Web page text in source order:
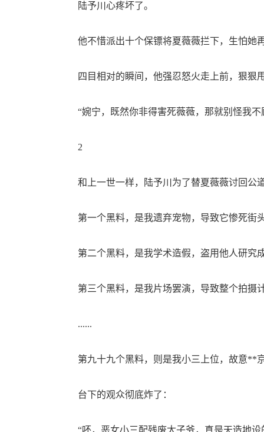
陆予川心疼坏了。
他不惜派出十个保镖将夏薇薇拦下，生怕她
四目相对的瞬间，他强忍怒火走上前，狠狠
“婉宁，既然你非得害死薇薇，那就别怪我不
2
和上一世一样，陆予川为了替夏薇薇讨回公
第一个黑料，是我遗弃宠物，导致它惨死街
第二个黑料，是我学术造假，盗用他人研究
第三个黑料，是我片场罢演，导致整个拍摄
......
第九十九个黑料，则是我小三上位，故意**
台下的观众彻底炸了：
“呸，恶女小三配残废太子爷，真是天造地设